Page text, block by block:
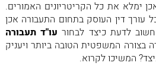
ימלא את כל הקריטריונים האמורים.
עורך דין העוסק בתחום התעבורה אכן
לדעת כיצד לבחור עו"ד תעבורה
המשפטית הטובה ביותר ויעניק
המשיכו לקרוא.